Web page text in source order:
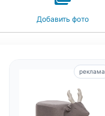
Добавить фото
реклама